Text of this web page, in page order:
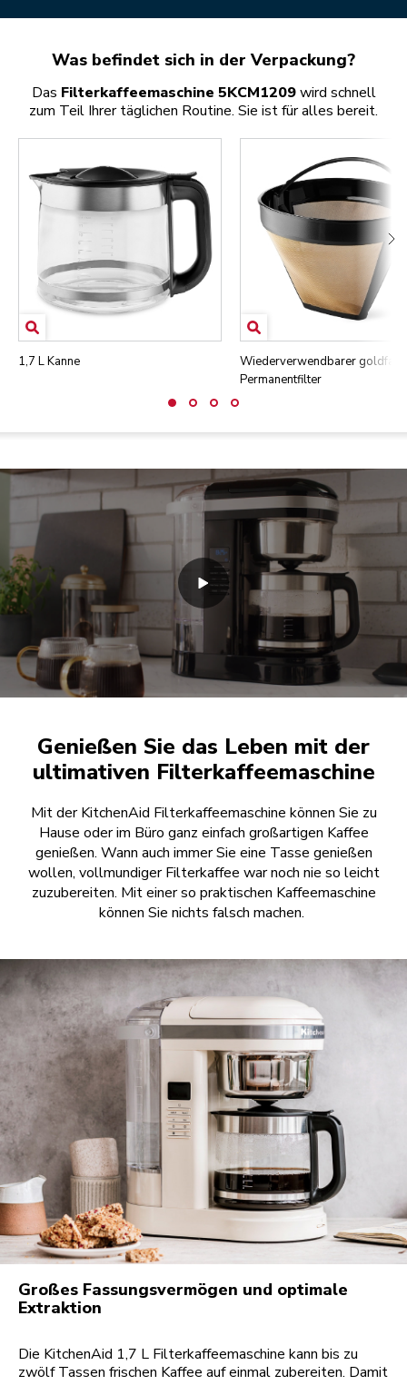
Was befindet sich in der Verpackung?
Das Filterkaffeemaschine 5KCM1209wird schnell
zum Teil Ihrer täglichen Routine. Sie ist für alles bereit.
1,7 L Kanne
Wiederverwendbarer
Permanentfilter
Genießen Sie das Leben mit der
ultimativen Filterkaffeemaschine
Mit der KitchenAid Filterkaffeemaschine können Sie zu
Hause oder im Büro ganz einfach großartigen Kaffee
genießen. Wann auch immer Sie eine Tasse genießen
wollen, vollmundiger Filterkaffee war noch nie so leicht
zuzubereiten. Mit einer so praktischen Kaffeemaschine
können Sie nichts falsch machen.
Großes Fassungsvermögen und optimale
Extraktion
Die KitchenAid 1,7 L Filterkaffeemaschine kann bis zu
zwölf Tassen frischen Kaffee auf einmal zubereiten. Damit